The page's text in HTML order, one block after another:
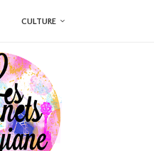
CULTURE